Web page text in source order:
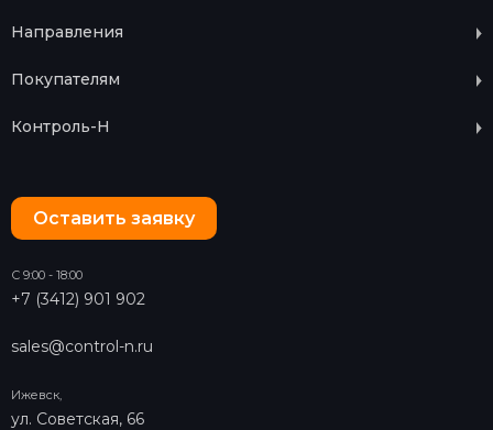
Оставить заявку
С 9:00 - 18:00
+7 (3412) 901 902
sales@control-n.ru
Ижевск,
ул. Советская, 66
Направления
Покупателям
Контроль-Н